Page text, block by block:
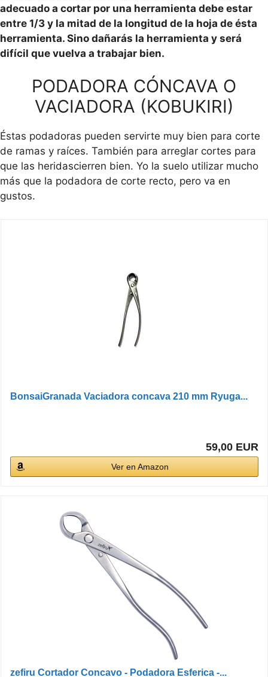
adecuado a cortar por una herramienta debe estar
entre 1/3 y la mitad de la longitud de la hoja de ésta
herramienta. Sino dañarás la herramienta y será
difícil que vuelva a trabajar bien.
PODADORA CÓNCAVA O
VACIADORA (KOBUKIRI)
Éstas podadoras pueden servirte muy bien para corte
de ramas y raíces. También para arreglar cortes para
que las heridascierren bien. Yo la suelo utilizar mucho
más que la podadora de corte recto, pero va en
gustos.
BonsaiGranada Vaciadora concava 210 mm Ryuga...
59,00 EUR
Ver en Amazon
zefiru Cortador Concavo - Podadora Esferica -...